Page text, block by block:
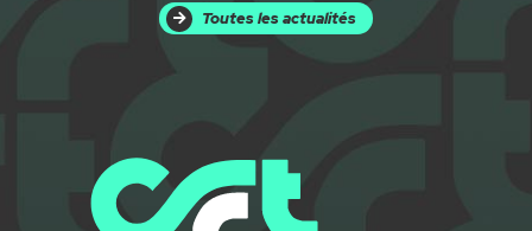
Toutes les actualités